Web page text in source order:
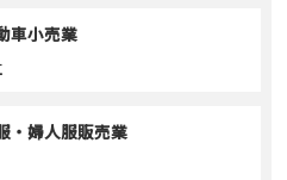
車小売業
・婦人服販売業